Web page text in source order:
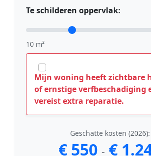
Te schilderen oppervlak:
10 m²
Mijn woning heeft zichtbare
of ernstige verfbeschadiging
vereist extra reparatie.
Geschatte kosten (2026):
€ 550 - €